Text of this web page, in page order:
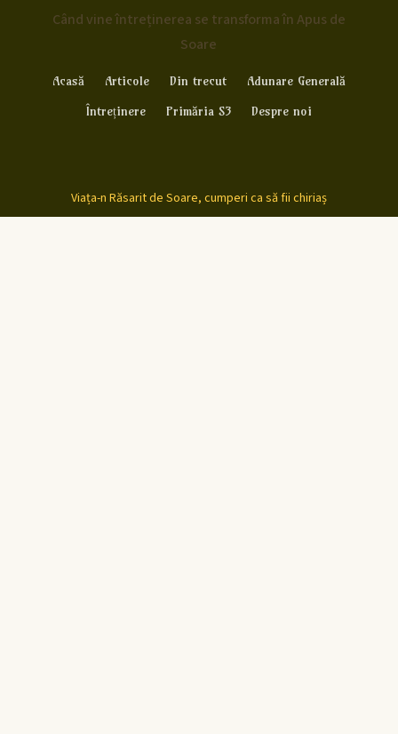
Când vine întreținerea se transforma în Apus de
Soare
Acasă Articole Din trecut
Adunare Generală
Întreținere
Primăria S3 Despre noi
Viața-n Răsarit de Soare, cumperi ca să fii chiriaș